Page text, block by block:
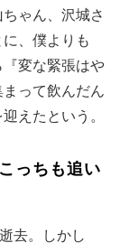
ゃん、沢城さ
、僕よりも
変な緊張はや
って飲んだん
えたという。
っちも追い
去。しかし